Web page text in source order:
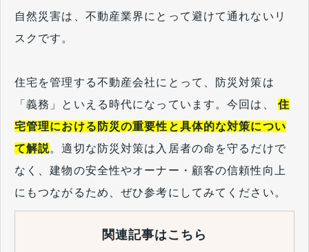
自然災害は、不動産業界にとって避けて通れないリ
スクです。
住宅を管理する不動産会社にとって、防災対策は
「義務」といえる時代になっています。今回は、 住
宅管理における防災の重要性と具体的な対策につい
て解説。適切な防災対策は入居者の命を守るだけで
なく、建物の安全性やオーナー・顧客の信頼性向上
にもつながるため、ぜひ参考にしてみてください。
関連記事はこちら